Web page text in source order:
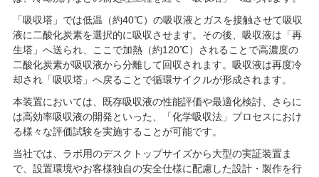
「吸収塔」では低温（約40℃）の吸収液とガスを接触させて吸収
液に二酸化炭素を選択的に吸収させます。その後、吸収液は「再
生塔」へ送られ、ここで加熱（約120℃）されることで高濃度の
二酸化炭素が吸収液から分離して回収されます。吸収液は再度冷
却され「吸収塔」へ戻ることで循環サイクルが形成されます。
本装置においては、既存吸収液の性能評価や最適化検討、さらに
は高効率吸収液の開発といった、「化学吸収法」プロセスにおけ
る様々な評価試験を実施することが可能です。
当社では、ラボ用のデスクトップサイズから大型の実証装置ま
で、設置環境やお客様独自の安全仕様に配慮した設計・製作を行